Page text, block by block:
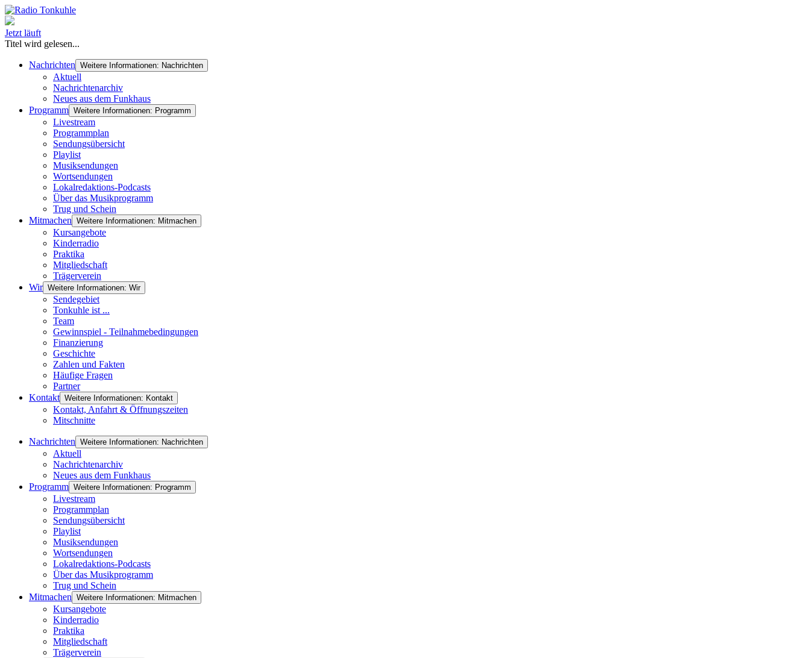
Jetzt läuft
Titel wird gelesen...
Nachrichten Weitere Informationen: Nachrichten
Aktuell
Nachrichtenarchiv
Neues aus dem Funkhaus
Programm Weitere Informationen: Programm
Livestream
Programmplan
Sendungsübersicht
Playlist
Musiksendungen
Wortsendungen
Lokalredaktions-Podcasts
Über das Musikprogramm
Trug und Schein
Mitmachen Weitere Informationen: Mitmachen
Kursangebote
Kinderradio
Praktika
Mitgliedschaft
Trägerverein
Wir Weitere Informationen: Wir
Sendegebiet
Tonkuhle ist ...
Team
Gewinnspiel - Teilnahmebedingungen
Finanzierung
Geschichte
Zahlen und Fakten
Häufige Fragen
Partner
Kontakt Weitere Informationen: Kontakt
Kontakt, Anfahrt & Öffnungszeiten
Mitschnitte
Nachrichten Weitere Informationen: Nachrichten
Aktuell
Nachrichtenarchiv
Neues aus dem Funkhaus
Programm Weitere Informationen: Programm
Livestream
Programmplan
Sendungsübersicht
Playlist
Musiksendungen
Wortsendungen
Lokalredaktions-Podcasts
Über das Musikprogramm
Trug und Schein
Mitmachen Weitere Informationen: Mitmachen
Kursangebote
Kinderradio
Praktika
Mitgliedschaft
Trägerverein